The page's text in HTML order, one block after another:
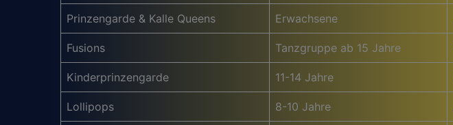
Prinzengarde & Kalle Queens Erwachsene
Fusions Tanzgruppe ab 15 Jahre
Kinderprinzengarde 11-14 Jahre
Lollipops 8-10 Jahre